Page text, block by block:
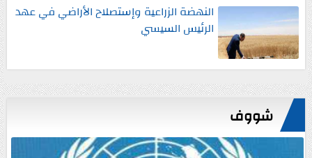
النهضة الزراعية وإستصلاح الأراضي في عهد
الرئيس السيسي
شووف